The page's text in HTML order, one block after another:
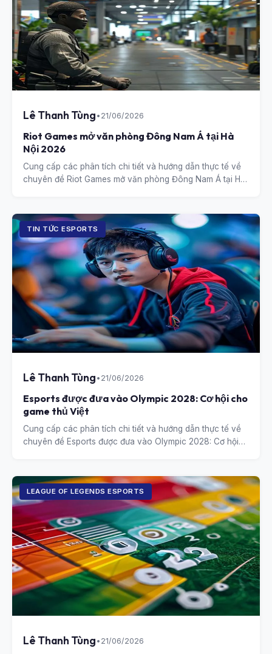
Lê Thanh Tùng • 21/06/2026
Riot Games mở văn phòng Đông Nam Á tại Hà
Nội 2026
Cung cấp các phân tích chi tiết và hướng dẫn thực tế về
chuyên đề Riot Games mở văn phòng Đông Nam Á tại Hà
TIN TỨC ESPORTS
Lê Thanh Tùng • 21/06/2026
Esports được đưa vào Olympic 2028: Cơ hội cho
game thủ Việt
Cung cấp các phân tích chi tiết và hướng dẫn thực tế về
chuyên đề Esports được đưa vào Olympic 2028: Cơ hội
LEAGUE OF LEGENDS ESPORTS
Lê Thanh Tùng • 21/06/2026